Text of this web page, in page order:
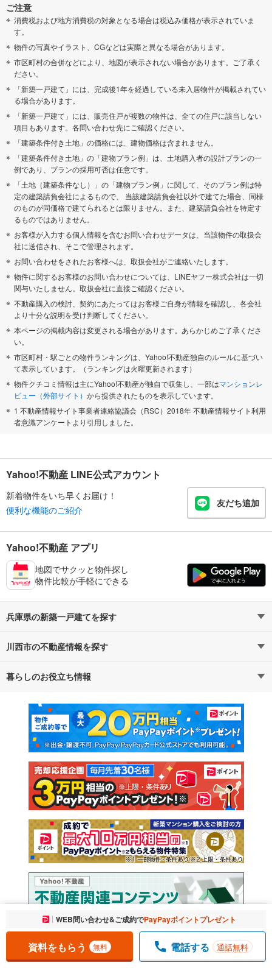
ご注意
消費税および地方消費税の対象となる場合は税込み価格が表示されていま
す。
物件の写真やイラスト、CGなどは実際と異なる場合があります。
市区町村の合併などにより、地図が表示されない場合があります。ご了承く
ださい。
「新築一戸建て」には、完成後1年を経過している未入居物件が掲載されてい
る場合があります。
「新築一戸建て」には、販売住戸が複数の物件は、全ての住戸に該当しない
項目もあります。各問い合わせ先にご確認ください。
「建築条件付き土地」の価格には、建物価格は含まれません。
「建築条件付き土地」の「建物プラン例」は、土地購入者の設計プランの一
例であり、プランの採用可否は任意です。
「土地（建築条件なし）」の「建物プラン例」に関して、そのプラン例は特
定の建築請負会社によるもので、 当該建築請負会社以外で建てた場合、同様
のものが同価格で建てられるとは限りません。また、建築請負会社を特定す
るものではありません。
お客様が入力する個人情報を含むお問い合わせデータは、当該物件の取扱会
社に送信され、そこで管理されます。
お問い合わせをされたお客様へは、取扱会社がご連絡いたします。
物件に関するお客様のお問い合わせについては、LINEヤフー株式会社は一切
関与いたしません。取扱会社に直接ご確認ください。
不動産購入の検討、契約にあたってはお客様ご自身が情報を確認し、各会社
より十分な説明を受け判断してください。
本ページの掲載内容は変更される場合があります。あらかじめご了承くださ
い。
市区町村・駅ごとの物件ランキングは、Yahoo!不動産独自のルールに基づい
て表示しています。（ランキングは火曜更新されます）
物件クチコミ情報は主にYahoo!不動産が独自で収集し、一部はマンションレ
ビュー（外部サイト） から提供されたものを表示しています。
1 不動産情報サイト事業者連絡協議会（RSC）2018年 不動産情報サイト利用
者意識アンケートより引用しました。
お気に入りに追加しました。 一覧を開く
WEB問い合わせ&ご成約でPayPayポイントプレゼント
資料をもらう 無料 電話する 通話無料
Yahoo!不動産 LINE公式アカウント
新着物件をいち早くお届け！
便利な機能のご紹介
友だち追加
Yahoo!不動産 アプリ
地図でサクッと物件探し
物件比較が手軽にできる
兵庫県の新築一戸建てを探す
路線・駅から探す
通勤・通学時間から探す
川西市の不動産情報を探す
不動産・住宅
新築マンション 中古マンション
新築一戸建て 中古一戸建て
注文住宅 土地
売却査定
暮らしのお役立ち情報
マンションカタログ 教えて！住まいの先生